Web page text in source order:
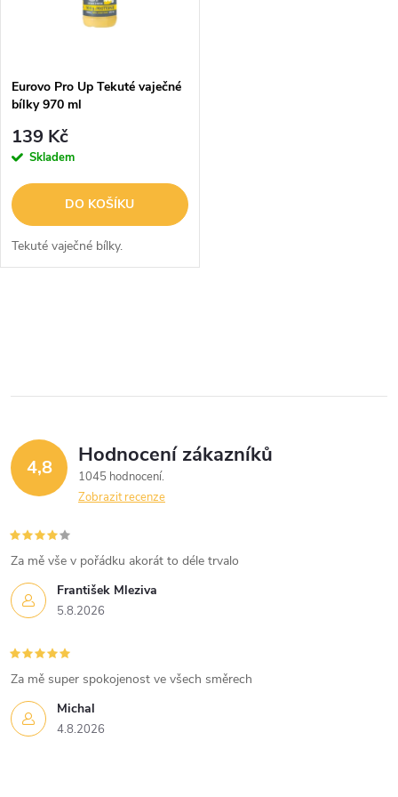
p
r
o
d
u
ů
s
p
r
o
d
t
ů
Eurovo Pro Up Tekuté vaječné
bílky 970 ml
139 Kč
Skladem
DO KOŠÍKU
Tekuté vaječné bílky.
l
d
a
c
í
p
r
v
k
y
4,8 Hodnocení zákazníků
1045 hodnocení
Zobrazit recenze
František Mleziva
5.8.2026
Za mě vše v pořádku akorát to déle trvalo
Michal
4.8.2026
Za mě super spokojenost ve všech směrech